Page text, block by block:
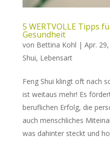
5 WERTVOLLE Tipps
Gesundheit
von Bettina Kohl | Apr.
Shui, Lebensart
Feng Shui klingt oft nach
ist weitaus mehr! Es
beruflichen Erfolg, die
auch menschliches
was dahinter steckt und